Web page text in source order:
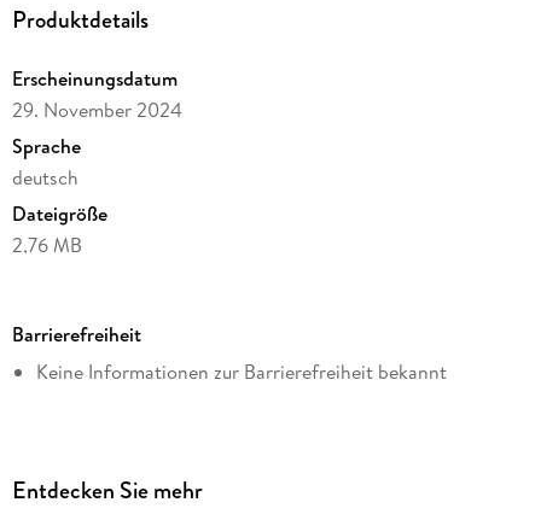
Produktdetails
Erscheinungsdatum
29. November 2024
Sprache
deutsch
Dateigröße
2,76 MB
Reihe
tredition GmbH
Verlag/Hersteller
Barrierefreiheit
Keine Informationen zur Barrierefreiheit bekannt
Entdecken Sie mehr